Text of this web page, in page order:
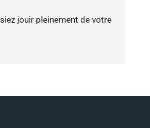
jouir pleinement de votre